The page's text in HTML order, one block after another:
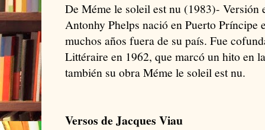
De Méme le soleil est nu (1983)- Versión
Antonhy Phelps nació en Puerto Príncipe
muchos años fuera de su país. Fue
Littéraire en 1962, que marcó un hito en
también su obra Méme le soleil est nu.
Versos de Jacques Viau